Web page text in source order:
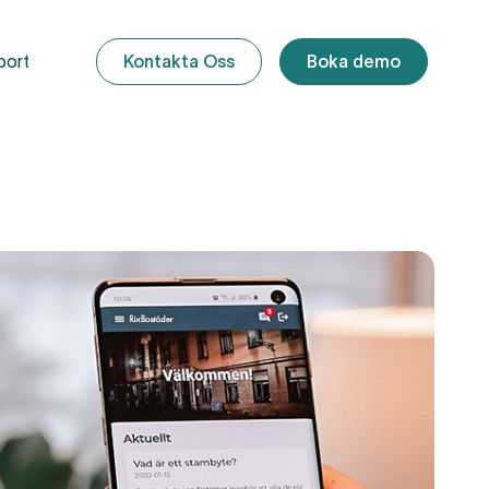
REPAB
Fastighetsrådgivning
Skötsel och underhållsplanering
Kontakta Oss Boka demo